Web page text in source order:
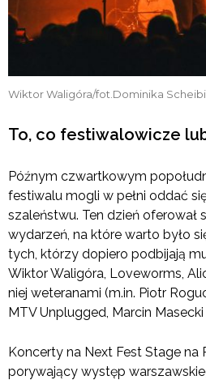
Wiktor Waligóra/fot.Dominika
To, co festiwalowicze
Późnym czwartkowym
festiwalu mogli w pełni oddać
szaleństwu. Ten dzień oferował
wydarzeń, na które warto było
tych, którzy dopiero podbijają
Wiktor Waligóra, Loveworms,
niej weteranami (m.in. Piotr
MTV Unplugged, Marcin
Koncerty na Next Fest Stage na
porywający występ